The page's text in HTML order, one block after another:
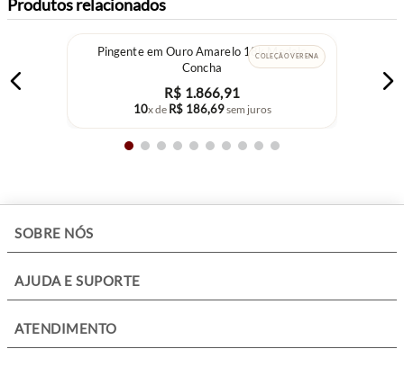
Produtos relacionados
COLEÇÃO VERENA
Pingente em Ouro Amarelo 18k Modelo
Concha
R$ 1.866,91
10x de R$ 186,69sem juros
SOBRE NÓS
AJUDA E SUPORTE
ATENDIMENTO